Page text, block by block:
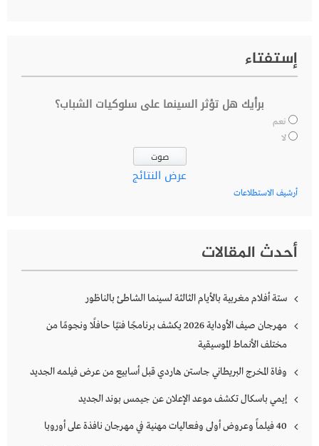
إستفتاء
برأيك هل تؤثر السينما على سلوكيات الشباب؟
نعم
لا
عرض النتائج
أرشيف الاستطلاعات
أحدث المقالات
ستة أفلام مغربية بالأيام الثالثة لسينما الشاطئ بالناظور
مهرجان صيف الأوداية 2026 يكشف برنامجًا فنيًا حافلًا ونجومًا من
مختلف الأنماط الموسيقية
وفاة المخرج البريطاني جاستن هاردي قبل أسابيع من عرض فيلمه الجديد
إيمي باسكال تكشف موعد الإعلان عن جيمس بوند الجديد
40 فيلماً وعروض أولى وفعاليات مهنية في مهرجان نافذة على أوروبا